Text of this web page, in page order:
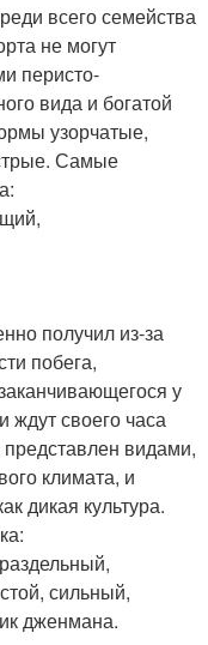
всего семейства
не могут
перисто-
вида и богатой
узорчатые,
Самые
получил из-за
побега,
у
ждут своего часа
видами,
климата, и
дикая культура.
сильный,
дженмана.